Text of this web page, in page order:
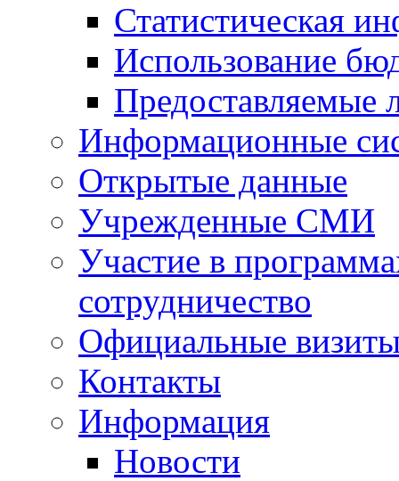
Статистическая
Использование
Предоставляемые
Информационные
Открытые данные
Учрежденные СМИ
Участие в
сотрудничество
Официальные
Контакты
Информация
Новости